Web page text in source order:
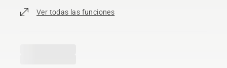
Ver todas las funciones